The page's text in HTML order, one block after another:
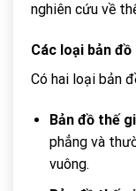
nghiên cứu về
Các loại bản đồ
Có hai loại bản
Bản đồ thế
phẳng và
vuông.